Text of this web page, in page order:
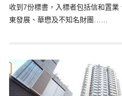
收到7份標書，入標者包括信和置
東發展、華懋及不知名財團……